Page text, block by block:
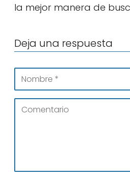
la mejor manera de
Deja una respuesta